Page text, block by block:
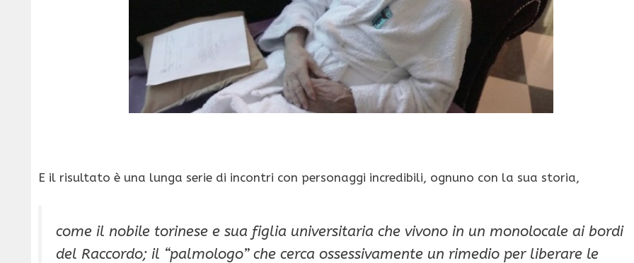
E il risultato è una lunga serie di incontri con personaggi incredibili, ognuno con la sua storia,
come il nobile torinese e sua figlia universitaria che vivono in un monolocale ai bordi
del Raccordo; il “palmologo” che cerca ossessivamente un rimedio per liberare le